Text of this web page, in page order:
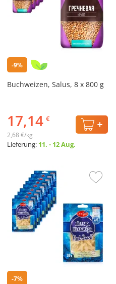
-9%
Buchweizen, Salus, 8 х 800 g
17,14 €
2,68 €/kg
Lieferung: 11. - 12 Aug.
-7%